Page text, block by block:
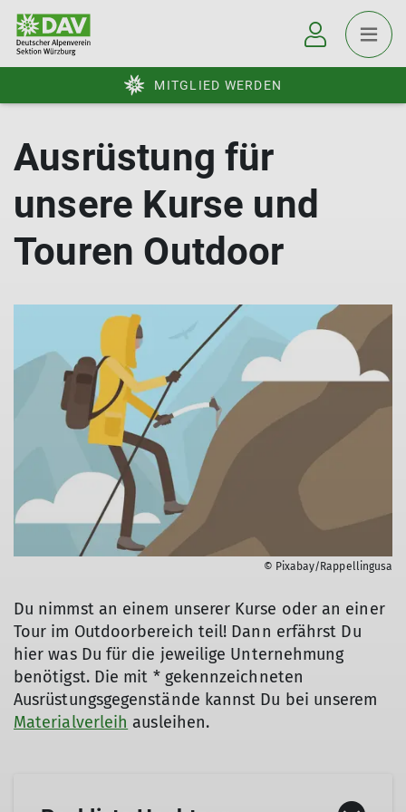
MITGLIED WERDEN
Ausrüstung für
unsere Kurse und
Touren Outdoor
© Pixabay/Rappellingusa
Du nimmst an einem unserer Kurse oder an einer
Tour im Outdoorbereich teil! Dann erfährst Du
hier was Du für die jeweilige Unternehmung
benötigst. Die mit * gekennzeichneten
Ausrüstungsgegenstände kannst Du bei unserem
Materialverleih ausleihen.